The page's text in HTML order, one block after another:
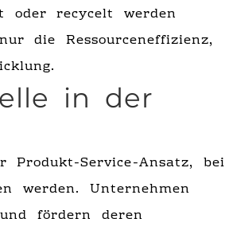
oder recycelt werden
die Ressourceneffizienz,
in der
Service-Ansatz, bei
werden. Unternehmen
fördern deren